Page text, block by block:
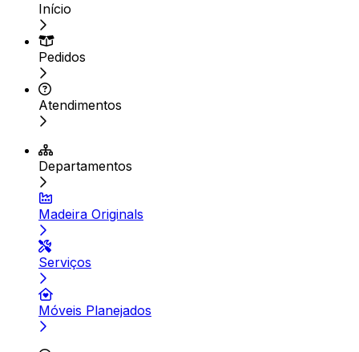
Início
Pedidos
Atendimentos
Departamentos
Madeira Originals
Serviços
Móveis Planejados